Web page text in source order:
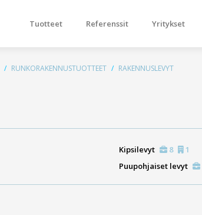
Tuotteet Referenssit Yritykset
RUNKORAKENNUSTUOTTEET RAKENNUSLEVYT
Kipsilevyt 8 1
Puupohjaiset levyt